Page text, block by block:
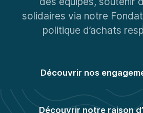
Promouvoir l’équité et la
des équipes, soutenir
solidaires via notre
politique d’achats
Découvrir nos